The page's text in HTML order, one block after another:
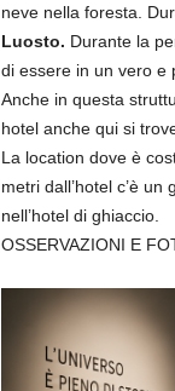
neve nella foresta.
Luosto. Durante la
di essere in un vero e
Anche in questa
hotel anche qui si
La location dove è
metri dall’hotel c’è
nell’hotel di ghiaccio.
OSSERVAZIONI E